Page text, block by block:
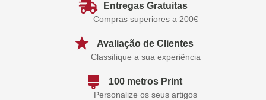
Entregas Gratuitas
Compras superiores a 200€
Avaliação de Clientes
Classifique a sua experiência
100 metros Print
Personalize os seus artigos